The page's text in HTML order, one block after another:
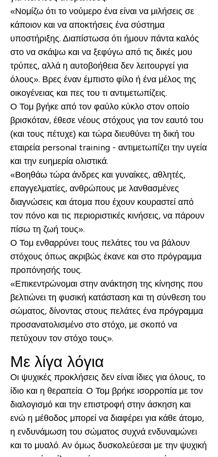
«Νομίζω ότι το νούμερο ένα είναι να μιλήσεις σε
κάποιον και να αποκτήσεις ένα σύστημα
υποστήριξης. Διαπίστωσα ότι ήμουν πάντα καλός
στο να σκάψω και να ξεφύγω από τις δικές μου
τρύπες, αλλά η αυτοβοήθεια δεν λειτουργεί για
όλους». Βρες έναν έμπιστο φίλο ή ένα μέλος της
οικογένειας και πες του τι αντιμετωπίζεις.
Ο Τομ βγήκε από τον φαύλο κύκλο στον οποίο
βρισκόταν, έθεσε νέους στόχους για τον εαυτό του
(και τους πέτυχε) και τώρα διευθύνει τη δική του
εταιρεία personal training - αντιμετωπίζει την υγεία
και την ευημερία ολιστικά.
«Βοηθάω τώρα άνδρες και γυναίκες, αθλητές,
επαγγελματίες, ανθρώπους με λανθασμένες
διαγνώσεις και άτομα που έχουν κουραστεί από
τον πόνο και τις περιοριστικές κινήσεις, να πάρουν
πίσω τη ζωή τους».
Ο Τομ ενθαρρύνει τους πελάτες του να βάλουν
στόχους όπως ακριβώς έκανε και στο πρόγραμμα
προπόνησής τους.
«Επικεντρώνομαι στην ανάκτηση της κίνησης που
βελτιώνει τη φυσική κατάσταση και τη σύνθεση του
σώματος, δίνοντας στους πελάτες ένα πρόγραμμα
προσανατολισμένο στο στόχο, με σκοπό να
πετύχουν τον στόχο τους».
Με λίγα λόγια
Οι ψυχικές προκλήσεις δεν είναι ίδιες για όλους, το
ίδιο και η θεραπεία. Ο Τομ βρήκε ισορροπία με τον
διαλογισμό και την επιστροφή στην άσκηση και
ενώ η μέθοδος μπορεί να διαφέρει για κάθε άτομο,
η ενδυνάμωση του σώματος συχνά ενδυναμώνει
και το μυαλό. Αν όμως δυσκολεύεσαι με την ψυχική